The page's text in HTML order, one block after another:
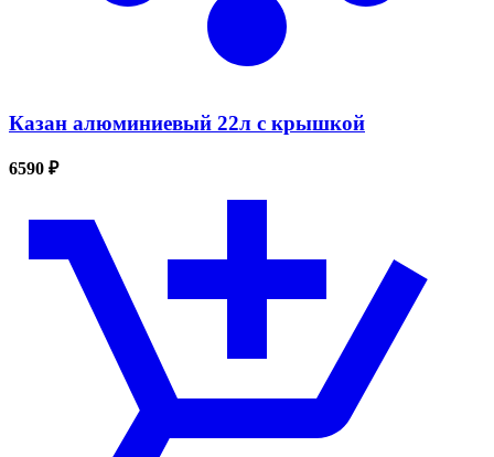
Казан алюминиевый 22л с крышкой
6590 ₽